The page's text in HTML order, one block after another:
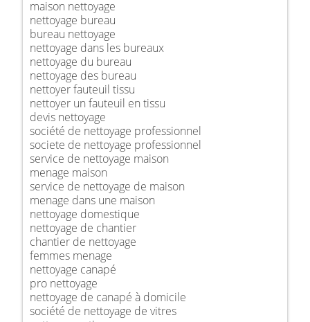
maison nettoyage
nettoyage bureau
bureau nettoyage
nettoyage dans les bureaux
nettoyage du bureau
nettoyage des bureau
nettoyer fauteuil tissu
nettoyer un fauteuil en tissu
devis nettoyage
société de nettoyage professionnel
societe de nettoyage professionnel
service de nettoyage maison
menage maison
service de nettoyage de maison
menage dans une maison
nettoyage domestique
nettoyage de chantier
chantier de nettoyage
femmes menage
nettoyage canapé
pro nettoyage
nettoyage de canapé à domicile
société de nettoyage de vitres